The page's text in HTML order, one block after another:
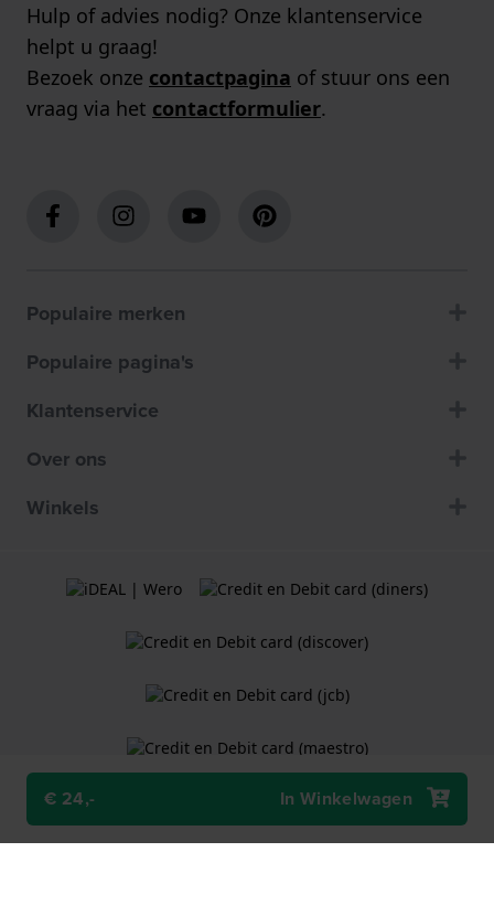
€ 24,- In Winkelwagen
Hulp of advies nodig? Onze klantenservice
helpt u graag!
Bezoek onze contactpagina of stuur ons een
vraag via het contactformulier.
Populaire merken
Populaire pagina's
Klantenservice
Over ons
Winkels